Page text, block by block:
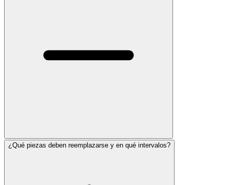
¿Qué piezas deben reemplazarse y en qué intervalos?